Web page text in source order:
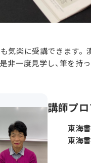
気楽に受講できます。
非一度見学し、筆を持
講師プ
東海
東海